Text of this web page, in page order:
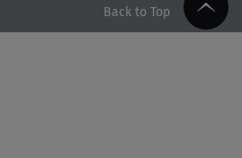
Back to Top